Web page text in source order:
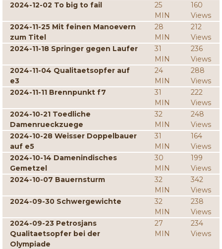
2024-12-02 To big to fail
25
MIN
160
Views
2024-11-25 Mit feinen Manoevern
zum Titel
28
MIN
212
Views
2024-11-18 Springer gegen Laufer
31
MIN
236
Views
2024-11-04 Qualitaetsopfer auf
e3
24
MIN
288
Views
2024-11-11 Brennpunkt f7
31
MIN
222
Views
2024-10-21 Toedliche
Damenrueckzuege
32
MIN
248
Views
2024-10-28 Weisser Doppelbauer
auf e5
31
MIN
164
Views
2024-10-14 Damenindisches
Gemetzel
30
MIN
199
Views
2024-10-07 Bauernsturm
32
MIN
342
Views
2024-09-30 Schwergewichte
32
MIN
238
Views
2024-09-23 Petrosjans
Qualitaetsopfer bei der
Olympiade
27
MIN
234
Views